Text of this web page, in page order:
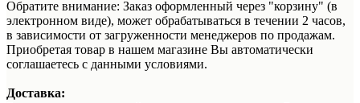
Обратите внимание: Заказ оформленный через "корзину" (в
электронном виде), может обрабатываться в течении 2 часов,
в зависимости от загруженности менеджеров по продажам.
Приобретая товар в нашем магазине Вы автоматически
соглашаетесь с данными условиями.
Доставка: